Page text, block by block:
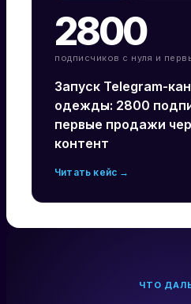
2800
подписчиков с нуля и
Запуск Telegram-
одежды: 2800
первые продажи
контент
Читать кейс →
ЧТО